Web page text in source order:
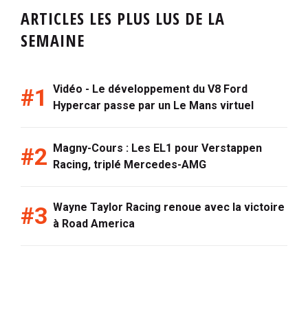
ARTICLES LES PLUS LUS DE LA
SEMAINE
Vidéo - Le développement du V8 Ford
Hypercar passe par un Le Mans virtuel
Magny-Cours : Les EL1 pour Verstappen
Racing, triplé Mercedes-AMG
Wayne Taylor Racing renoue avec la victoire
à Road America